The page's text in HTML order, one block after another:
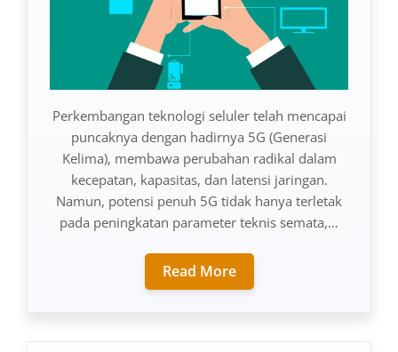
Perkembangan teknologi seluler telah mencapai
puncaknya dengan hadirnya 5G (Generasi
Kelima), membawa perubahan radikal dalam
kecepatan, kapasitas, dan latensi jaringan.
Namun, potensi penuh 5G tidak hanya terletak
pada peningkatan parameter teknis semata,…
Read More